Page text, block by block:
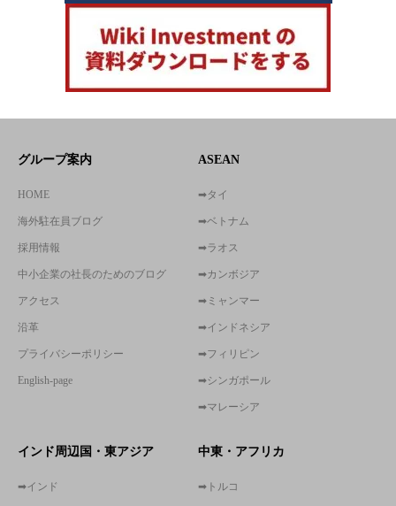
グループ案内
HOME
海外駐在員ブログ
採用情報
中小企業の社長のためのブログ
アクセス
沿革
プライバシーポリシー
English-page
ASEAN
➡タイ
➡ベトナム
➡ラオス
➡カンボジア
➡ミャンマー
➡インドネシア
➡フィリピン
➡シンガポール
➡マレーシア
インド周辺国・東アジア
➡インド
中東・アフリカ
➡トルコ